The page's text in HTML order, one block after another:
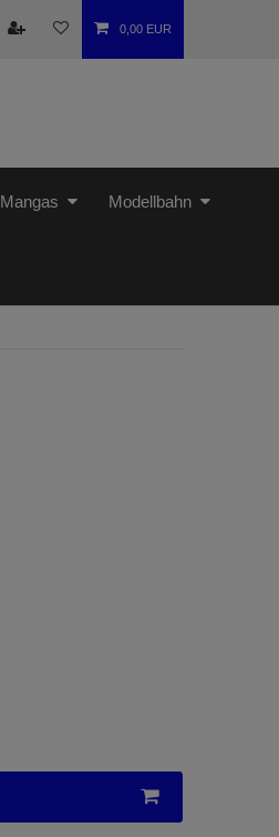
0,00 EUR
Mangas Modellbahn